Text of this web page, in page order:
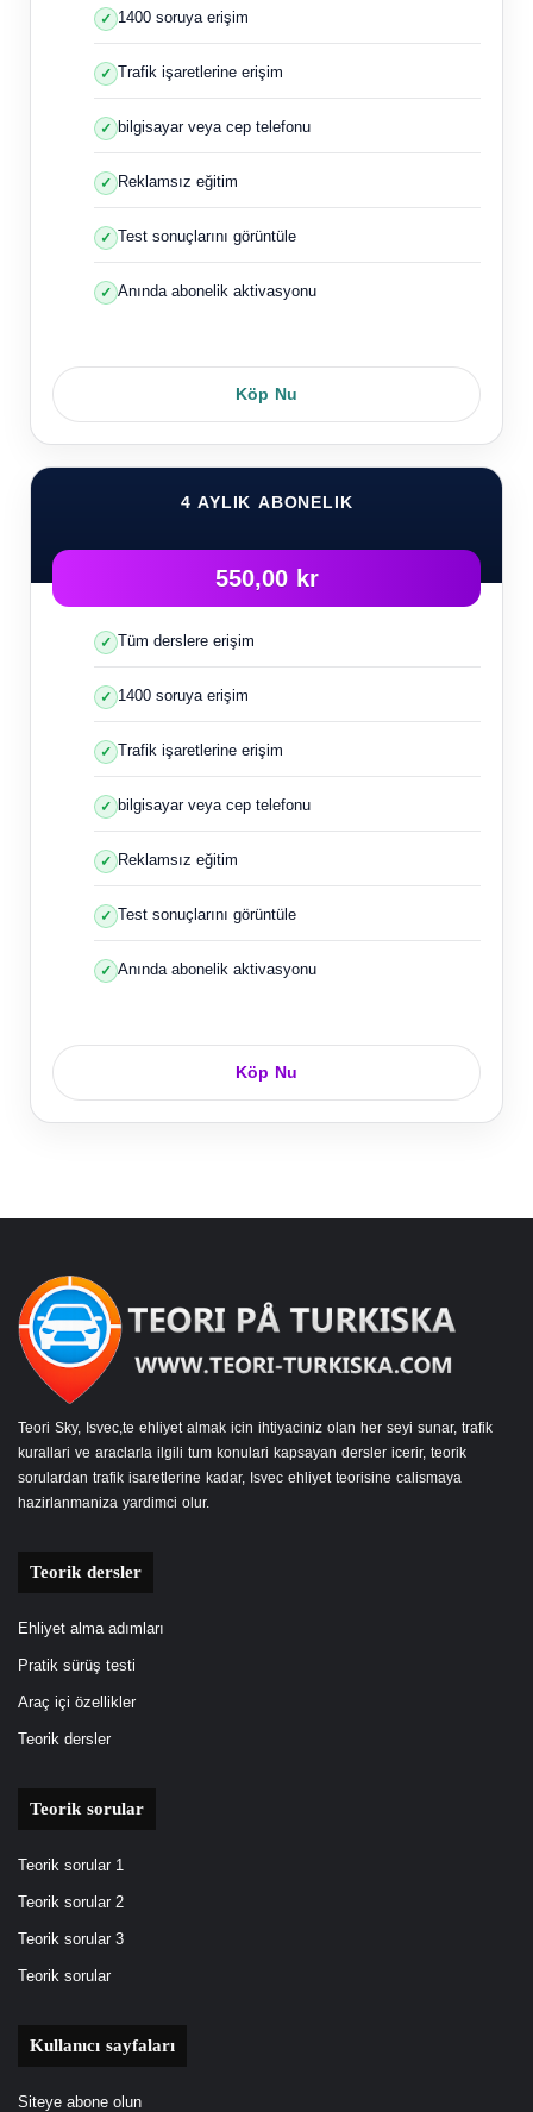
1400 soruya erişim
Trafik işaretlerine erişim
bilgisayar veya cep telefonu
Reklamsız eğitim
Test sonuçlarını görüntüle
Anında abonelik aktivasyonu
Köp Nu
4 AYLIK ABONELIK
550,00 kr
Tüm derslere erişim
1400 soruya erişim
Trafik işaretlerine erişim
bilgisayar veya cep telefonu
Reklamsız eğitim
Test sonuçlarını görüntüle
Anında abonelik aktivasyonu
Köp Nu
Teori Sky, Isvec,te ehliyet almak icin ihtiyaciniz olan her seyi sunar, trafik
kurallari ve araclarla ilgili tum konulari kapsayan dersler icerir, teorik
sorulardan trafik isaretlerine kadar, Isvec ehliyet teorisine calismaya
hazirlanmaniza yardimci olur.
Teorik dersler
Ehliyet alma adımları
Pratik sürüş testi
Araç içi özellikler
Teorik dersler
Teorik sorular
Teorik sorular 1
Teorik sorular 2
Teorik sorular 3
Teorik sorular
Kullanıcı sayfaları
Siteye abone olun